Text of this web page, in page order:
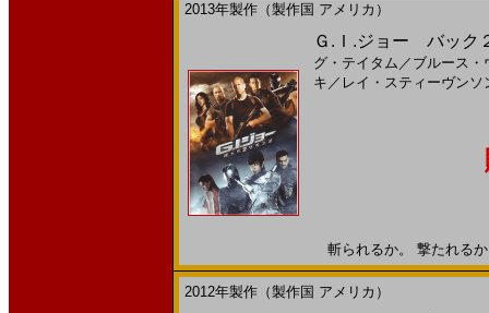
2013年製作（製作国 アメリカ）
Ｇ.Ｉ.ジョー バック
グ・テイタム ／ ブルース・
キ ／ レイ・スティーヴンソ
斬られるか。 撃たれる
2012年製作（製作国 アメリカ）